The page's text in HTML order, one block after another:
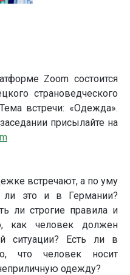
Zoom состоится
страноведческого
встречи: «Одежда».
присылайте на
встречают, а по уму
ли это и в Германии?
ли строгие правила и
как человек должен
ситуации? Есть ли в
что человек носит
одежду?